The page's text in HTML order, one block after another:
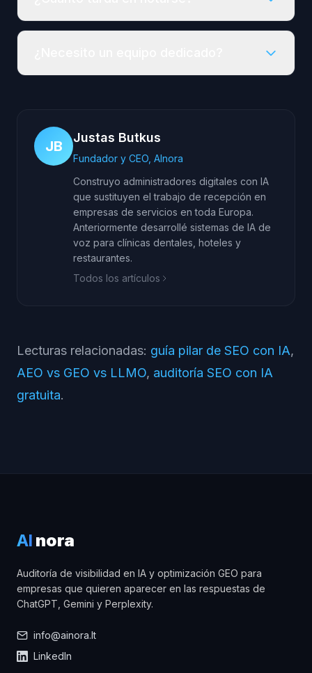
JB
Justas Butkus
Fundador y CEO, AInora
Construyo administradores digitales con IA
que sustituyen el trabajo de recepción en
empresas de servicios en toda Europa.
Anteriormente desarrollé sistemas de IA de
voz para clínicas dentales, hoteles y
restaurantes.
Todos los artículos
Lecturas relacionadas: guía pilar de SEO con IA,
AEO vs GEO vs LLMO, auditoría SEO con IA
gratuita.
AI nora
Auditoría de visibilidad en IA y optimización GEO para
empresas que quieren aparecer en las respuestas de
ChatGPT, Gemini y Perplexity.
info@ainora.lt
LinkedIn